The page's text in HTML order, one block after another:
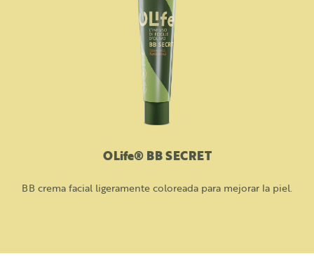
OLife® BB SECRET
BB crema facial ligeramente coloreada para mejorar la piel.